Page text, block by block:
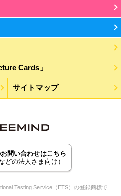
Cards」
サイトマップ
問い合わせはこちら
どの法人さま向け）
Testing Service（ETS）の登録商標で